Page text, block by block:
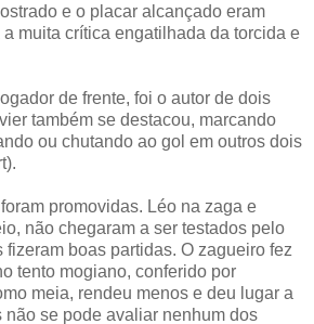
e o placar alcançado eram
muita crítica engatilhada da torcida e
de frente, foi o autor de dois
também se destacou, marcando
ou chutando ao gol em outros dois
promovidas. Léo na zaga e
não chegaram a ser testados pelo
fizeram boas partidas. O zagueiro fez
tento mogiano, conferido por
meia, rendeu menos e deu lugar a
não se pode avaliar nenhum dos